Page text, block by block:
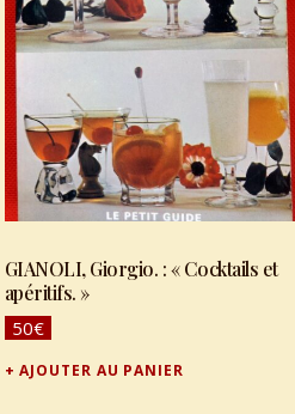
GIANOLI, Giorgio. : « Cocktails et
apéritifs. »
50€
AJOUTER AU PANIER